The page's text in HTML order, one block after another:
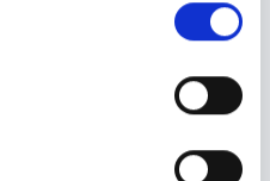
info/foglaljorvost-